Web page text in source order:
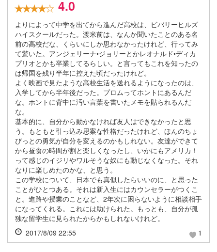
4.0
よりによって中学を出てから進んだ高校は、ビバリーヒルズ
ハイスクールだった。渡米前は、なんか聞いたことのある名
前の高校だな、くらいにしか思わなかったけれど、行ってみ
て驚いた。アンジェリーナ•ジョリーとかレオナルド•ディカ
プリオとかも卒業してるらしい。と言ってもこれを知ったの
は帰国を残り半年に控えた頃だったけれど。
よく映画で見たような高校生活を送れるようになったのは、
入学してから半年後だった。プロムってホントにあるんだ
な。ホントに背中に汚い言葉を書いたメモを貼られるんだ
な。
基本的に、自分から動かなければ友人はできなかったと思
う。もともと引っ込み思案な性格だったけれど、ほんのちょ
びっとの勇気が自分を変えるのかもしれない。友達ができて
から昼食の時間が割と楽しくなったし、いかにもアメリカ！
って感じのイジリやワルそうな奴にも動じなくなった。それ
なりに楽しめたのかな、と思う。
この学校について、日本でも真似したらいいのに、と思った
ことがひとつある。それは新入生にはカウンセラーがつくこ
と。進路や授業のことなど、2年次に困らないように相談相手
になってくれる。これには助けられた。もっとも、自分が孤
独な留学生に見られたからかもしれないけれど。
2017/8/09 22:55
1